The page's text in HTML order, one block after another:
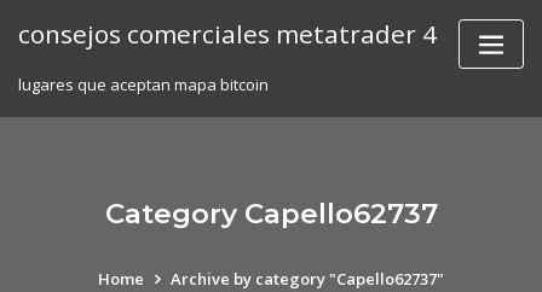
consejos comerciales metatrader 4
lugares que aceptan mapa bitcoin
Category Capello62737
Home Archive by category "Capello62737"